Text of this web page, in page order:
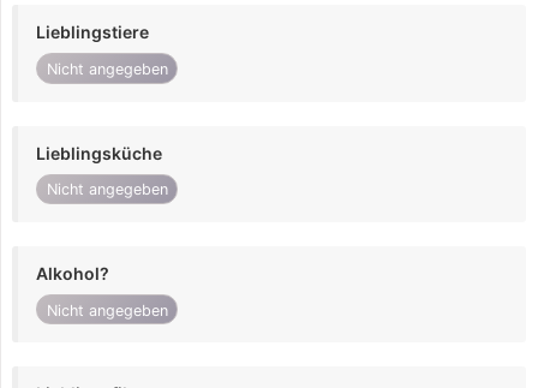
Lieblingstiere
Nicht angegeben
Lieblingsküche
Nicht angegeben
Alkohol?
Nicht angegeben